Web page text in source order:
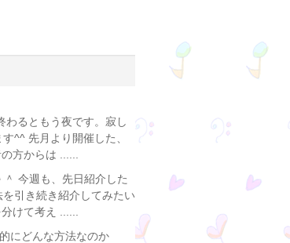
わるともう夜です。寂し
^^ 先月より開催した、
方からは ......
今週も、先日紹介した
引き続き紹介してみたい
けて考え ......
にどんな方法なのか